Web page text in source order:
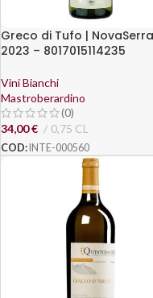
Greco di Tufo | NovaSerra
2023 – 8017015114235
Vini Bianchi
Mastroberardino
(0)
34,00€ 0,75 CL
COD: INTE-000560